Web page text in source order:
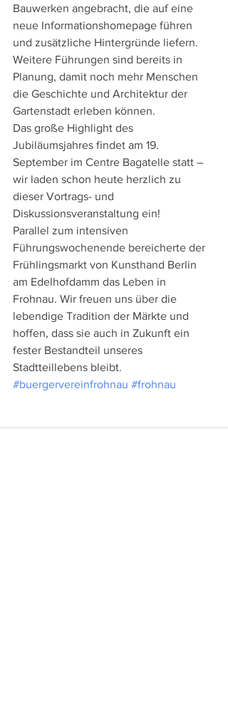
Bauwerken angebracht, die auf eine
neue Informationshomepage führen
und zusätzliche Hintergründe liefern.
Weitere Führungen sind bereits in
Planung, damit noch mehr Menschen
die Geschichte und Architektur der
Gartenstadt erleben können.
Das große Highlight des
Jubiläumsjahres findet am 19.
September im Centre Bagatelle statt –
wir laden schon heute herzlich zu
dieser Vortrags- und
Diskussionsveranstaltung ein!
Parallel zum intensiven
Führungswochenende bereicherte der
Frühlingsmarkt von Kunsthand Berlin
am Edelhofdamm das Leben in
Frohnau. Wir freuen uns über die
lebendige Tradition der Märkte und
hoffen, dass sie auch in Zukunft ein
fester Bestandteil unseres
Stadtteillebens bleibt.
#buergervereinfrohnau #frohnau